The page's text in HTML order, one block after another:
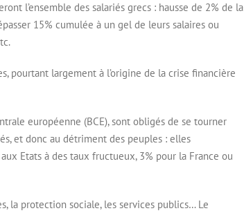
l’ensemble des salariés grecs : hausse de 2% de la
15% cumulée à un gel de leurs salaires ou
pourtant largement à l’origine de la crise financière
européenne (BCE), sont obligés de se tourner
et donc au détriment des peuples : elles
Etats à des taux fructueux, 3% pour la France ou
la protection sociale, les services publics… Le